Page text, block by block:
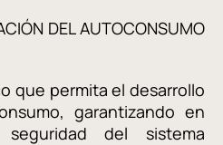
DEL AUTOCONSUMO
que permita el desarrollo
garantizando en
del sistema